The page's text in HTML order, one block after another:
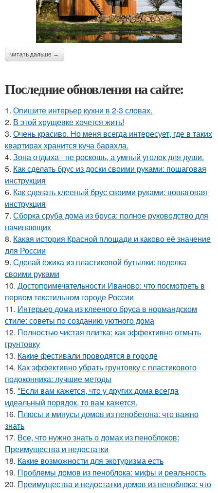
читать дальше →
Последние обновления на сайте:
1. Опишите интерьер кухни в 2-3 словах.
2. В этой хрущевке хочется жить!
3. Очень красиво. Но меня всегда интересует, где в таких
квартирах хранится куча барахла.
4. Зона отдыха - не роcкошь, а умный уголок для души.
5. Как сделать брус из доски своими руками: пошаговая
инструкция
6. Как сделать клееный брус своими руками: пошаговая
инструкция
7. Сборка сруба дома из бруса: полное руководство для
начинающих
8. Какая история Красной площади и каково её значение
для России
9. Сделай ёжика из пластиковой бутылки: поделка
своими руками
10. Достопримечательности Иваново: что посмотреть в
первом текстильном городе России
11. Интерьер дома из клееного бруса в нормандском
стиле: советы по созданию уютного дома
12. Полностью чистая плитка: как эффективно отмыть
грунтовку
13. Какие фестивали проводятся в городе
14. Как эффективно убрать грунтовку с пластикового
подоконника: лучшие методы
15. "Если вам кажется, что у других дома всегда
идеальный порядок, то вам кажется.
16. Плюсы и минусы домов из пенобетона: что важно
знать
17. Все, что нужно знать о домах из пеноблоков:
Преимущества и недостатки
18. Какие возможности для экотуризма есть
19. Проблемы домов из пеноблока: мифы и реальность
20. Преимущества и недостатки домов из пеноблока: что